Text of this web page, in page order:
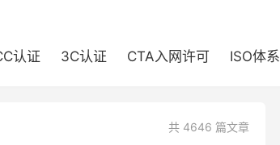
认证 3C认证 CTA入网许可 ISO体系
共 4646 篇文章